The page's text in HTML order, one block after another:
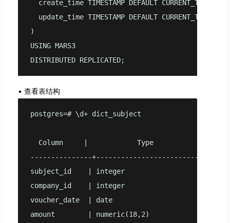
create_time TIMESTAMP DEFAULT
update_time TIMESTAMP DEFAULT
)
USING MARS3
DISTRIBUTED REPLICATED;
查看表结构
postgres=# \d+ dict_subject
Column     |            Type             |
---------------+-----------------------------
subject_id    | integer
company_id    | integer
voucher_date  | date
amount        | numeric(18,2)